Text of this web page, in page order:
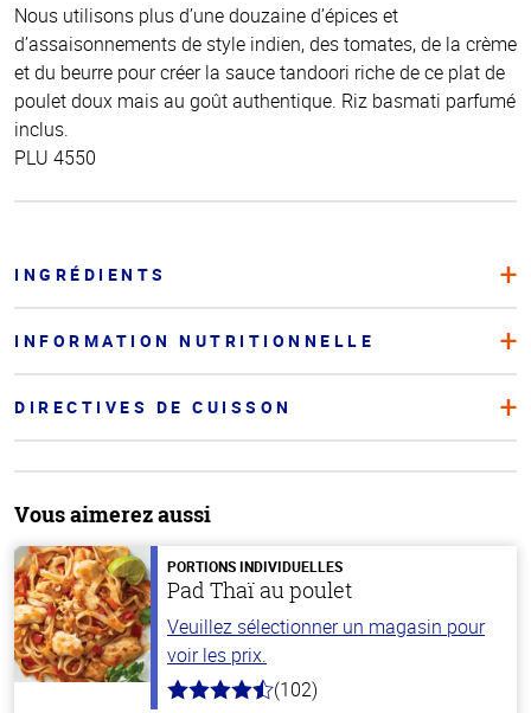
Nous utilisons plus d’une douzaine d’épices et
d’assaisonnements de style indien, des tomates, de la crème
et du beurre pour créer la sauce tandoori riche de ce plat de
poulet doux mais au goût authentique. Riz basmati parfumé
inclus.
PLU 4550
INGRÉDIENTS
INFORMATION NUTRITIONNELLE
DIRECTIVES DE CUISSON
Vous aimerez aussi
PORTIONS INDIVIDUELLES
Pad Thaï au poulet
Veuillez sélectionner un magasin pour
voir les prix.
4.3
(102)